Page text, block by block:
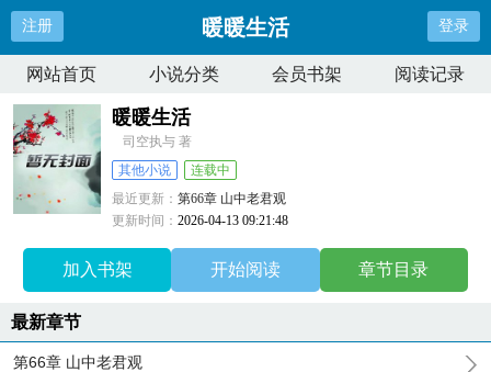
注册 暖暖生活 登录
网站首页 小说分类 会员书架 阅读记录
暖暖生活
司空执与 著
其他小说
连载中
最近更新：第66章 山中老君观
更新时间：2026-04-13 09:21:48
加入书架 开始阅读 章节目录
最新章节
第66章 山中老君观